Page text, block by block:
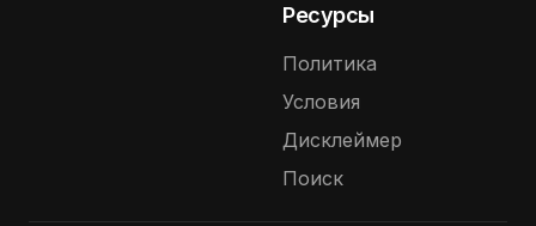
Ресурсы
Политика
Условия
Дисклеймер
Поиск